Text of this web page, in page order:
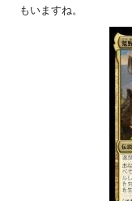
もいますね。